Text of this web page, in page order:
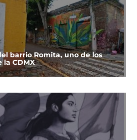
barrio Romita, uno de los
la CDMX